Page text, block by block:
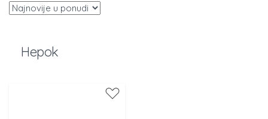
Hepok